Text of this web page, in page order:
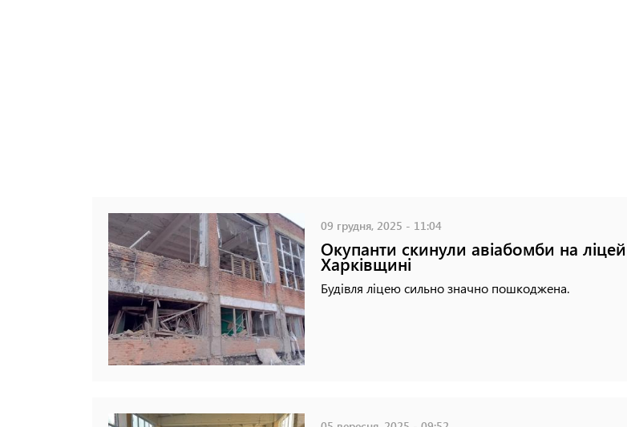
09 грудня, 2025 - 11:04
Окупанти скинули авіабомби на
Харківщині
Будівля ліцею сильно значно пошкоджена.